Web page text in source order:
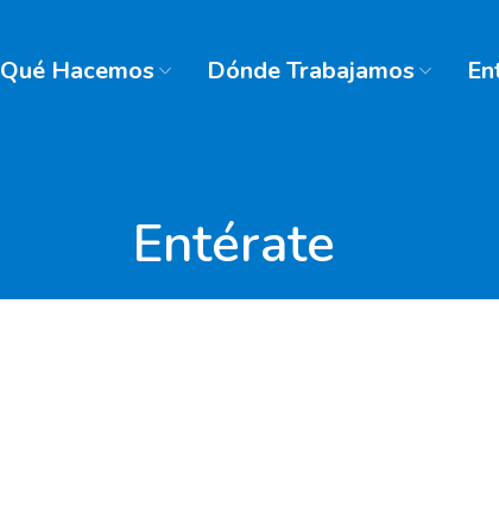
Qué Hacemos Dónde Trabajamos
Entérate